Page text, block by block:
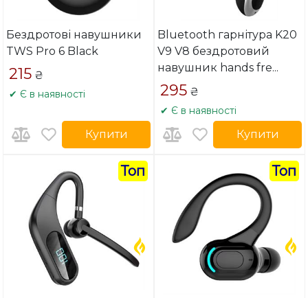
Бездротові навушники
TWS Pro 6 Black
215 ₴
✔ Є в наявності
Купити
Bluetooth гарнітура K20
V9 V8 бездротовий
навушник hands fre...
295 ₴
✔ Є в наявності
Купити
Топ Топ